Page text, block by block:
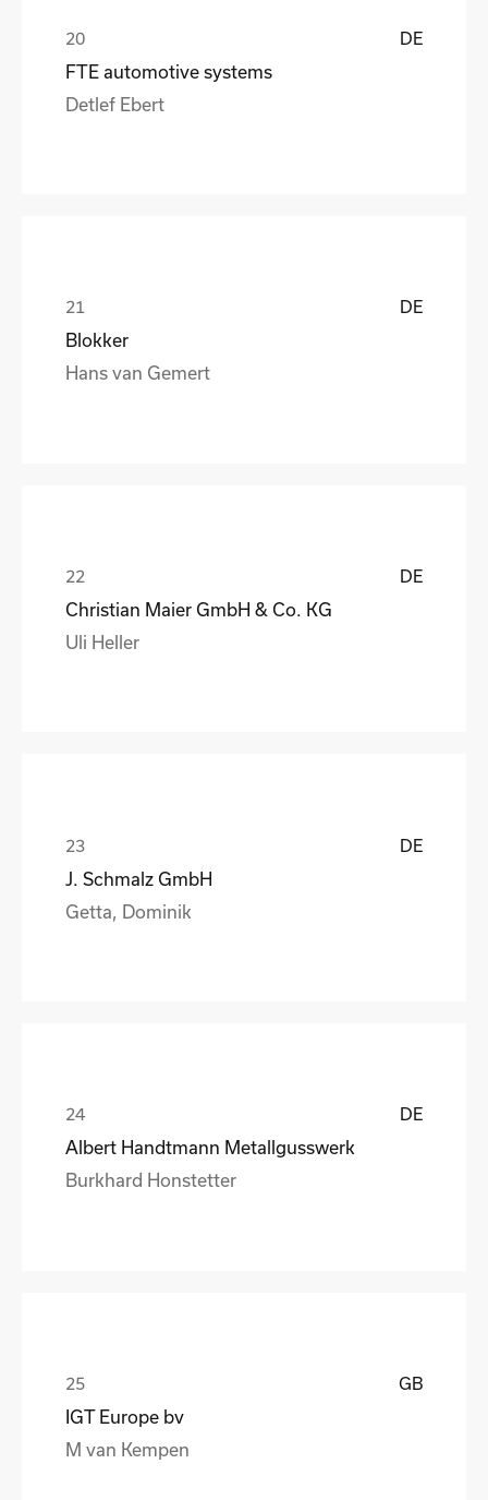
DE
FTE automotive systems
Detlef Ebert
DE
Blokker
Hans van Gemert
DE
Christian Maier GmbH & Co. KG
Uli Heller
DE
J. Schmalz GmbH
Getta, Dominik
DE
Albert Handtmann Metallgusswerk
Burkhard Honstetter
GB
IGT Europe bv
M van Kempen